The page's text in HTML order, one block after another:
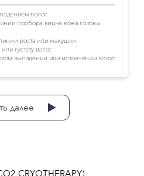
волос
пробора видна кожа головы.
роста или макушки
густоту волос
выпадении или истончении волос
далее
CRYOTHERAPY)